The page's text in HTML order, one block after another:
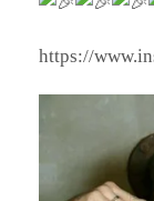
https://